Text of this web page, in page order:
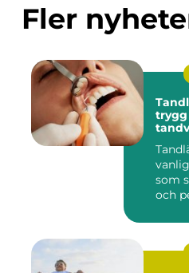
Fler
trygg
som
och